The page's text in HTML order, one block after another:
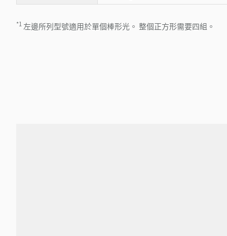
*1 左邊所列型號適用於單個棒形光。 整個正方形需要四組。